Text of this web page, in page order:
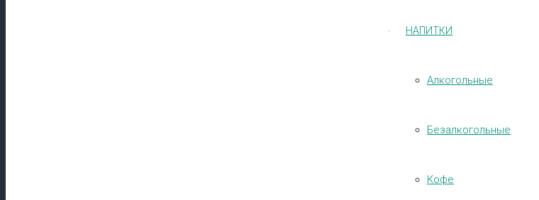
НАПИТКИ
Алкогольные
Безалкогольные
Кофе